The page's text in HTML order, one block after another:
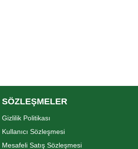
SÖZLEŞMELER
Gizlilik Politikası
Kullanıcı Sözleşmesi
Mesafeli Satış Sözleşmesi